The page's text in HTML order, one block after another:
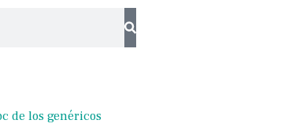
de los genéricos